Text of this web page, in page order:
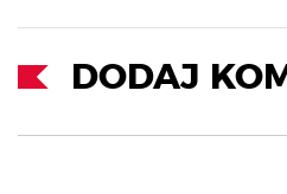
DODAJ